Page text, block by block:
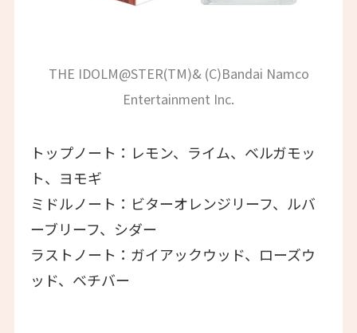
THE IDOLM@STER(TM)& (C)Bandai Namco
Entertainment Inc.
トップノート：レモン、ライム、ベルガモッ
ト、ヨモギ
ミドルノート：ビターオレンジリーフ、ルバ
ーブリーフ、シダー
ラストノート：ガイアックウッド、ローズウ
ッド、ベチバー